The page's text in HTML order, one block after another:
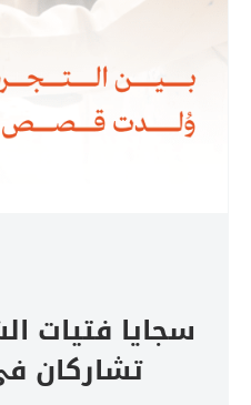
سجايا فتيات
تشاركان